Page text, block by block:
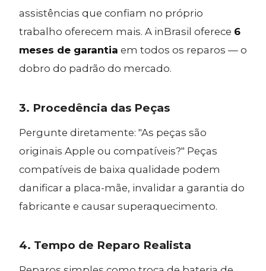
assistências que confiam no próprio
trabalho oferecem mais. A inBrasil oferece 6
meses de garantia em todos os reparos — o
dobro do padrão do mercado.
3. Procedência das Peças
Pergunte diretamente: "As peças são
originais Apple ou compatíveis?" Peças
compatíveis de baixa qualidade podem
danificar a placa-mãe, invalidar a garantia do
fabricante e causar superaquecimento.
4. Tempo de Reparo Realista